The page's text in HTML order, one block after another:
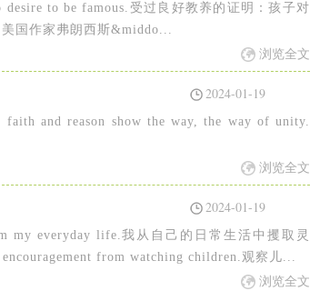
to be famous.受过良好教养的证明：孩子对
国作家弗朗西斯&middo...
浏览全文
2024-01-19
and reason show the way, the way of unity.
浏览全文
2024-01-19
my everyday life.我从自己的日常生活中攫取灵
from watching children.观察儿...
浏览全文